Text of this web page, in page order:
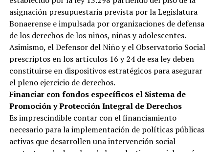
asignación presupuestaria prevista por la Legislatura
Bonaerense e impulsada por organizaciones de defensa
de los derechos de los niños, niñas y adolescentes.
Asimismo, el Defensor del Niño y el Observatorio Social
prescriptos en los artículos 16 y 24 de esa ley deben
constituirse en dispositivos estratégicos para asegurar
el pleno ejercicio de derechos.
Financiar con fondos específicos el Sistema de
Promoción y Protección Integral de Derechos
Es imprescindible contar con el financiamiento
necesario para la implementación de políticas públicas
activas que desarrollen una intervención social